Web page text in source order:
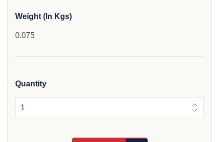
Weight (In Kgs)
0.075
Quantity